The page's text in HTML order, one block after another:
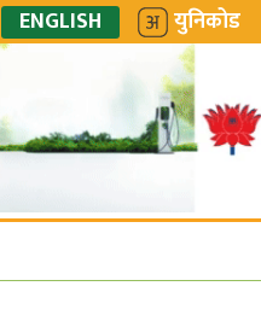
ENGLISH युनिकोड